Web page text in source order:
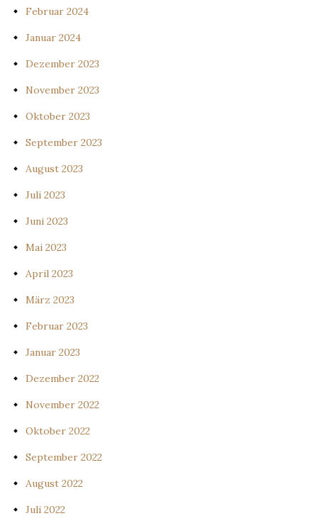
Februar 2024
Januar 2024
Dezember 2023
November 2023
Oktober 2023
September 2023
August 2023
Juli 2023
Juni 2023
Mai 2023
April 2023
März 2023
Februar 2023
Januar 2023
Dezember 2022
November 2022
Oktober 2022
September 2022
August 2022
Juli 2022